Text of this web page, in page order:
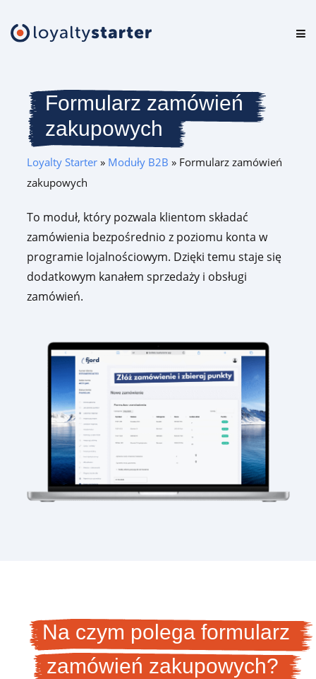
Oferta
Cennik
Zasoby
Testuj za darmo
Formularz zamówień
zakupowych
Loyalty Starter» Moduły B2B » Formularz zamówień
zakupowych
To moduł, który pozwala klientom składać
zamówienia bezpośrednio z poziomu konta w
programie lojalnościowym. Dzięki temu staje się
dodatkowym kanałem sprzedaży i obsługi
zamówień.
Na czym polega formularz
zamówień zakupowych?